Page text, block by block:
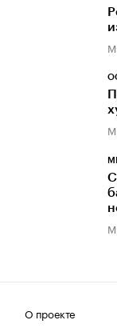
О проекте